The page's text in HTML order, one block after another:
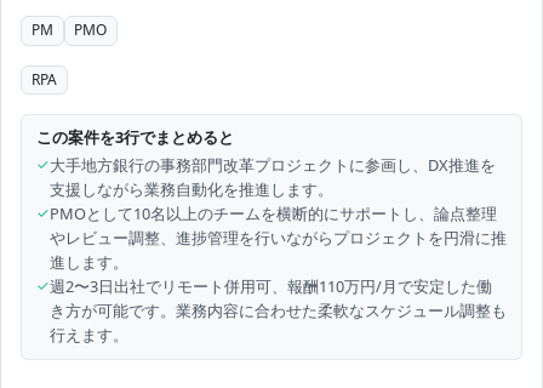
PM PMO
RPA
この案件を3行でまとめると
✓大手地方銀行の事務部門改革プロジェクトに参画し、DX推進を
支援しながら業務自動化を推進します。
✓PMOとして10名以上のチームを横断的にサポートし、論点整理
やレビュー調整、進捗管理を行いながらプロジェクトを円滑に推
進します。
✓週2〜3日出社でリモート併用可、報酬110万円/月で安定した働
き方が可能です。業務内容に合わせた柔軟なスケジュール調整も
行えます。